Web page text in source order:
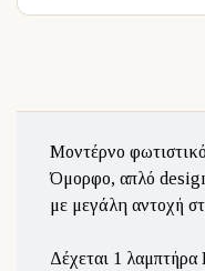
Μοντέρνο
Όμορφο, απλό design
με μεγάλη αντοχή
Δέχεται 1 λαμπτήρα